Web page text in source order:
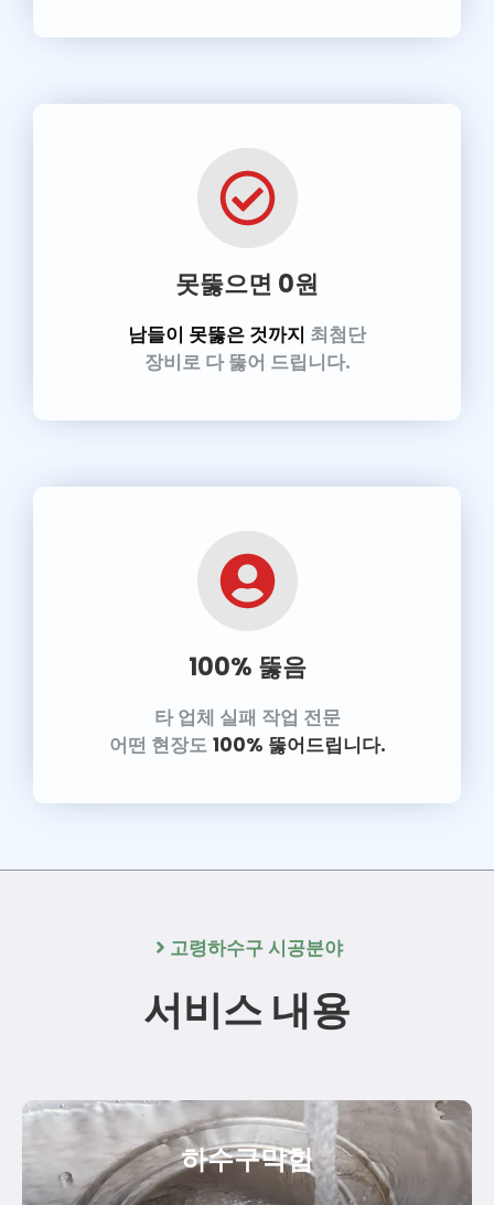
못뚫으면 0원
남들이 못뚫은 것까지 최첨단
장비로 다 뚫어 드립니다.
100% 뚫음
타 업체 실패 작업 전문
어떤 현장도 100% 뚫어드립니다.
고령하수구 시공분야
서비스 내용
하수구막힘